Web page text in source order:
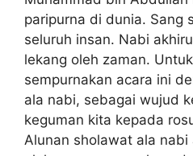
paripurna di dunia. Sang
seluruh insan. Nabi
lekang oleh zaman.
sempurnakan acara ini
ala nabi, sebagai wujud
keguman kita kepada
Alunan sholawat ala nabi